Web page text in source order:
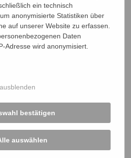
kommt an.
ANSEHEN
JETZT SPENDEN
und Gerechtigkeit e.V.
ein technisch
anonymisierte Statistiken über
auf unserer Website zu erfassen.
Daten
Adresse wird anonymisiert.
bestätigen
auswählen